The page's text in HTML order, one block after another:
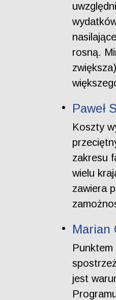
rosną.
Paweł
Koszty
zakresu
wielu
zawiera
Marian
Punktem
jest